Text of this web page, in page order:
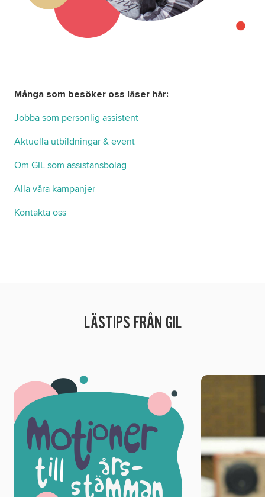
Många som besöker oss läser här:
Jobba som personlig assistent
Aktuella utbildningar & event
Om GIL som assistansbolag
Alla våra kampanjer
Kontakta oss
LÄSTIPS FRÅN GIL